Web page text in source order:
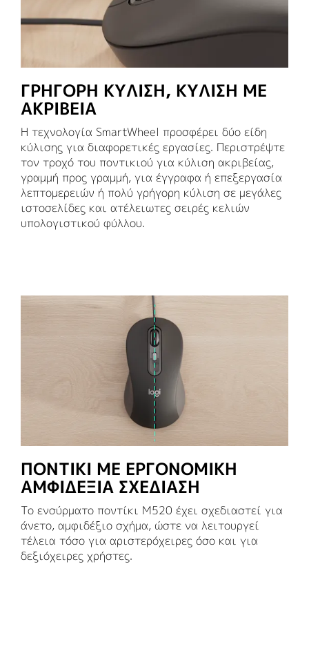
ΓΡΗΓΟΡΗ ΚΥΛΙΣΗ, ΚΥΛΙΣΗ ΜΕ
ΑΚΡΙΒΕΙΑ
Η τεχνολογία SmartWheel προσφέρει δύο είδη
κύλισης για διαφορετικές εργασίες. Περιστρέψτε
τον τροχό του ποντικιού για κύλιση ακριβείας,
γραμμή προς γραμμή, για έγγραφα ή επεξεργασία
λεπτομερειών ή πολύ γρήγορη κύλιση σε μεγάλες
ιστοσελίδες και ατέλειωτες σειρές κελιών
υπολογιστικού φύλλου.
ΠΟΝΤΙΚΙ ΜΕ ΕΡΓΟΝΟΜΙΚΗ
ΑΜΦΙΔΕΞΙΑ ΣΧΕΔΙΑΣΗ
Το ενσύρματο ποντίκι M520 έχει σχεδιαστεί για
άνετο, αμφιδέξιο σχήμα, ώστε να λειτουργεί
τέλεια τόσο για αριστερόχειρες όσο και για
δεξιόχειρες χρήστες.